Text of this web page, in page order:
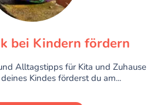
bei Kindern fördern
Alltagstipps für Kita und Zuhause
Kindes förderst du am...